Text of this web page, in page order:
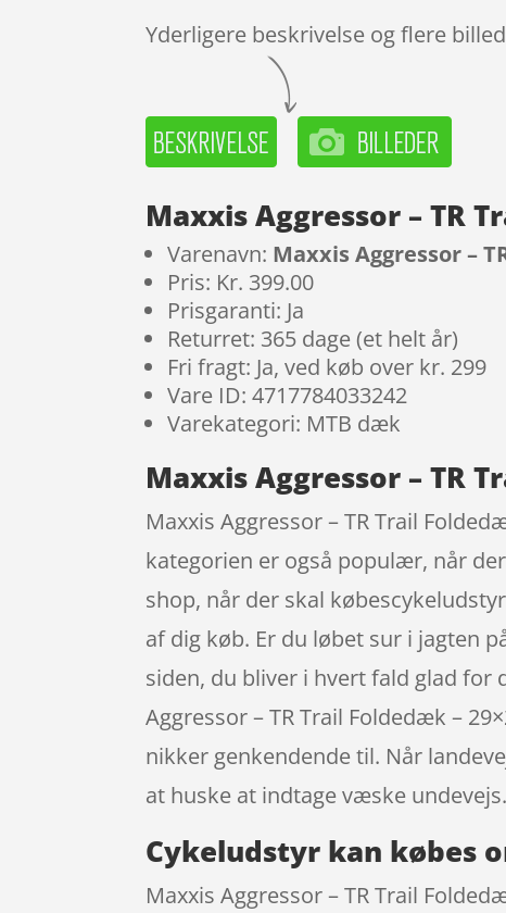
Yderligere beskrivelse og flere
Maxxis Aggressor – TR
Varenavn: Maxxis Aggressor –
Pris: Kr. 399.00
Prisgaranti: Ja
Returret: 365 dage (et helt år)
Fri fragt: Ja, ved køb over kr. 299
Vare ID: 4717784033242
Varekategori: MTB dæk
Maxxis Aggressor – TR
Maxxis Aggressor – TR Trail
kategorien er også populær, når
shop, når der skal
af dig køb. Er du løbet sur i jagten
siden, du bliver i hvert fald glad for
Aggressor – TR Trail Foldedæk –
nikker genkendende til. Når
at huske at indtage væske
Cykeludstyr kan købes
Maxxis Aggressor – TR Trail